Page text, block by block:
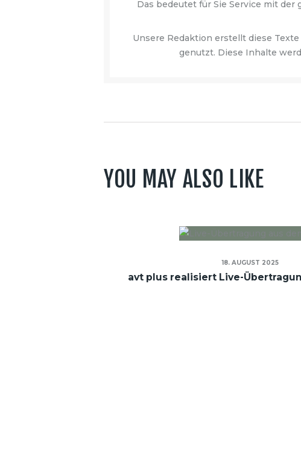
Das bedeutet für Sie Service mit
Unsere Redaktion erstellt diese
genutzt. Diese Inhalte
YOU MAY ALSO LIKE
18. AUGUST 2025
avt plus realisiert Live-